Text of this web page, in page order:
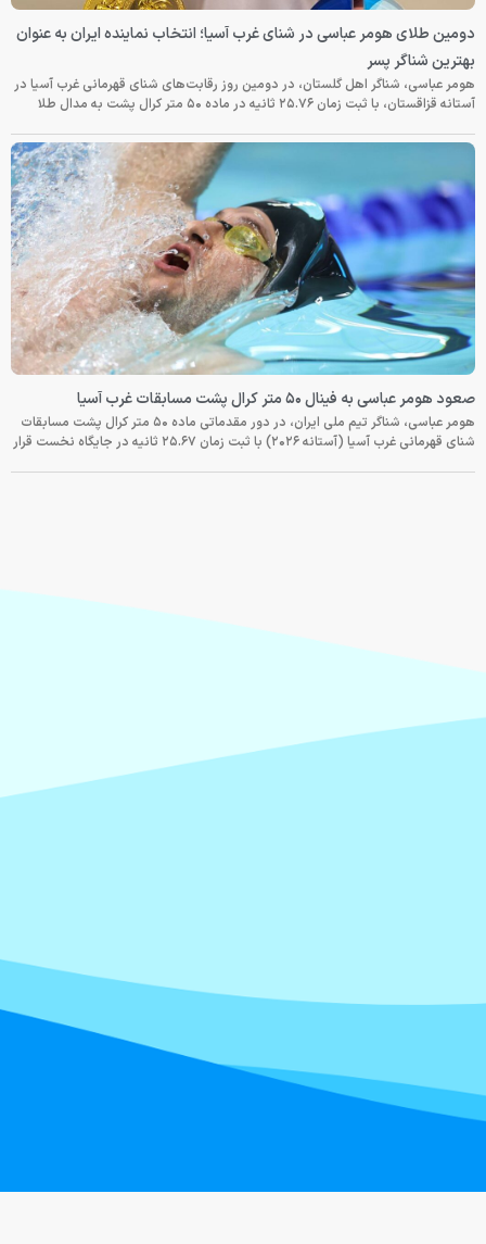
دومین طلای هومر عباسی در شنای غرب آسیا؛ انتخاب نماینده ایران به عنوان
بهترین شناگر پسر
هومر عباسی، شناگر اهل گلستان، در دومین روز رقابت‌های شنای قهرمانی غرب آسیا در
آستانه قزاقستان، با ثبت زمان ۲۵.۷۶ ثانیه در ماده ۵۰ متر کرال پشت به مدال طلا
صعود هومر عباسی به فینال ۵۰ متر کرال پشت مسابقات غرب آسیا
هومر عباسی، شناگر تیم ملی ایران، در دور مقدماتی ماده ۵۰ متر کرال پشت مسابقات
شنای قهرمانی غرب آسیا (آستانه ۲۰۲۶) با ثبت زمان ۲۵.۶۷ ثانیه در جایگاه نخست قرار